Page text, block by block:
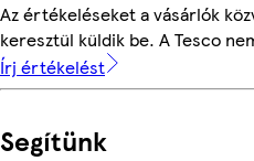
Az értékeléseket a vásárlók
keresztül küldik be. A Tesco
Írj értékelést
Segítünk